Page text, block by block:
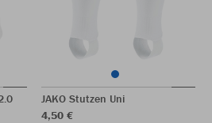
JAKO Stutzen Uni
4,50 €